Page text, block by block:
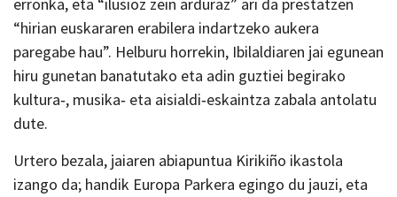
erronka, eta “ilusioz zein arduraz” ari da prestatzen
“hirian euskararen erabilera indartzeko aukera
paregabe hau”. Helburu horrekin, Ibilaldiaren jai egunean
hiru gunetan banatutako eta adin guztiei begirako
kultura‑, musika‑ eta aisialdi‑eskaintza zabala antolatu
dute.
Urtero bezala, jaiaren abiapuntua Kirikiño ikastola
izango da; handik Europa Parkera egingo du jauzi, eta